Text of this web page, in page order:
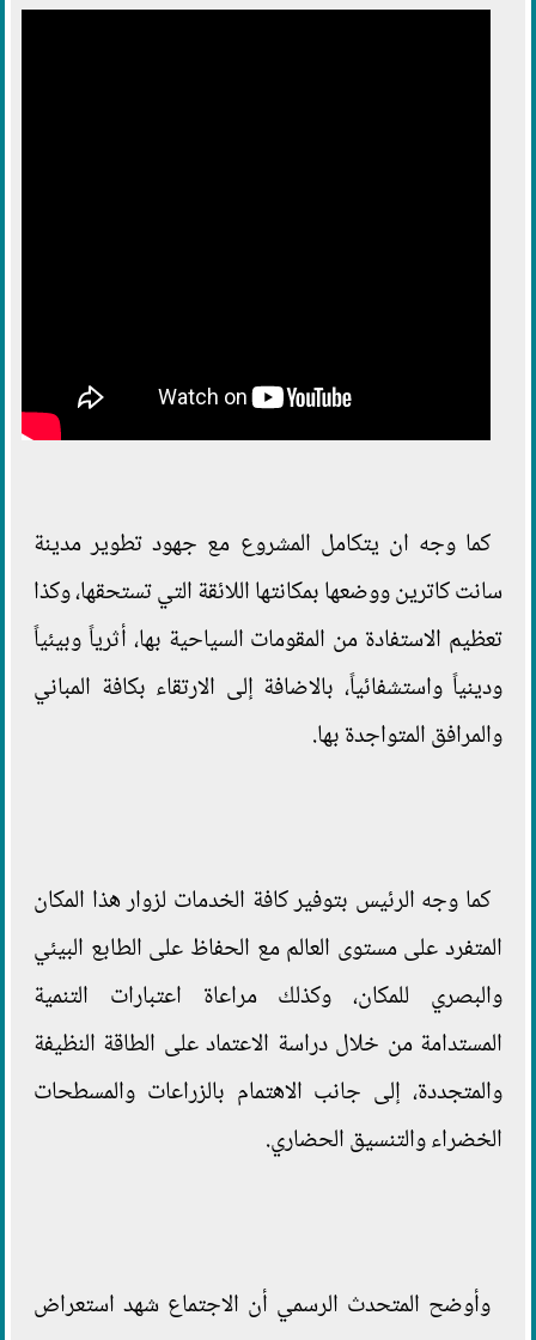
كما وجه ان يتكامل المشروع مع جهود تطوير مدينة
سانت كاترين ووضعها بمكانتها اللائقة التي تستحقها، وكذا
تعظيم الاستفادة من المقومات السياحية بها، أثرياً وبيئياً
ودينياً واستشفائياً، بالاضافة إلى الارتقاء بكافة المباني
والمرافق المتواجدة بها.
كما وجه الرئيس بتوفير كافة الخدمات لزوار هذا المكان
المتفرد على مستوى العالم مع الحفاظ على الطابع البيئي
والبصري للمكان، وكذلك مراعاة اعتبارات التنمية
المستدامة من خلال دراسة الاعتماد على الطاقة النظيفة
والمتجددة، إلى جانب الاهتمام بالزراعات والمسطحات
الخضراء والتنسيق الحضاري.
وأوضح المتحدث الرسمي أن الاجتماع شهد استعراض